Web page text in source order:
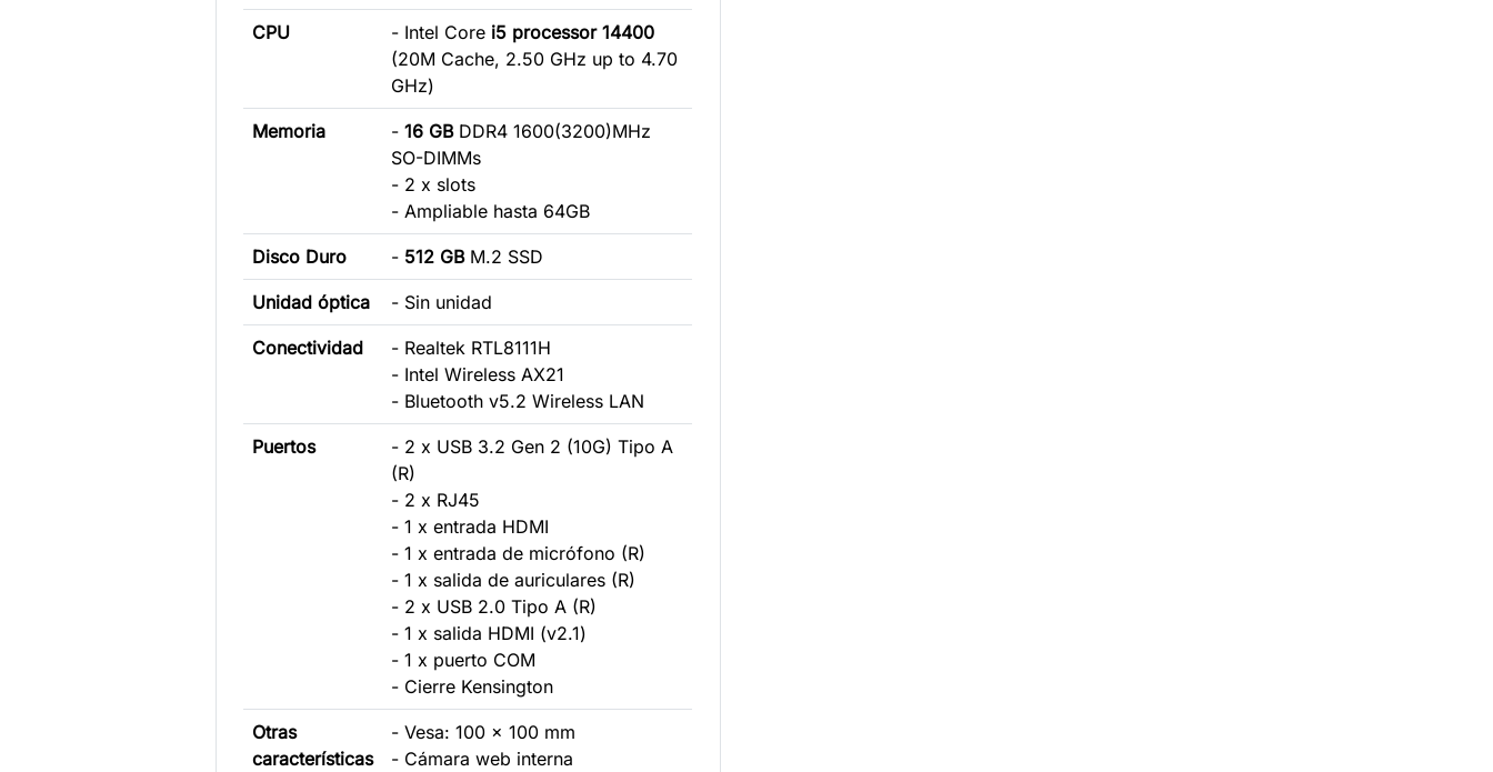
CPU - Intel Core i5 processor 14400
(20M Cache, 2.50 GHz up to 4.70
GHz)
Memoria -16 GBDDR4 1600(3200)MHz
SO-DIMMs
- 2 x slots
- Ampliable hasta 64GB
Disco Duro - 512 GB M.2 SSD
Unidad óptica - Sin unidad
Conectividad
- Realtek RTL8111H
- Intel Wireless AX21
- Bluetooth v5.2 Wireless LAN
Puertos
- 2 x USB 3.2 Gen 2 (10G) Tipo A
(R)
- 2 x RJ45
- 1 x entrada HDMI
- 1 x entrada de micrófono (R)
- 1 x salida de auriculares (R)
- 2 x USB 2.0 Tipo A (R)
- 1 x salida HDMI (v2.1)
- 1 x puerto COM
- Cierre Kensington
Otras
características
- Vesa: 100 x 100 mm
- Cámara web interna